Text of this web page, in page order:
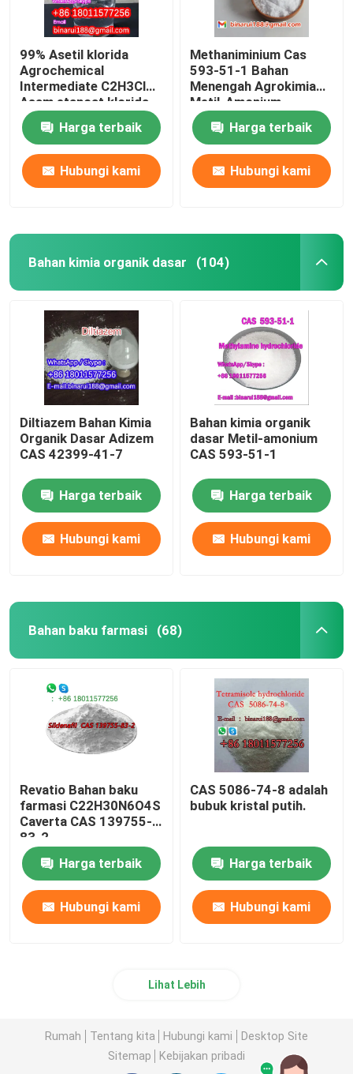
99% Asetil klorida
Agrochemical
Intermediate C2H3ClO
Asam etanoat klorida
Harga terbaik
Hubungi kami
Methaniminium Cas
593-51-1 Bahan
Menengah Agrokimia
Metil-Amonium
Harga terbaik
Hubungi kami
Bahan kimia organik dasar (104)
Diltiazem Bahan Kimia
Organik Dasar Adizem
CAS 42399-41-7
Harga terbaik
Hubungi kami
Bahan kimia organik
dasar Metil-amonium
CAS 593-51-1
Harga terbaik
Hubungi kami
Bahan baku farmasi (68)
Revatio Bahan baku
farmasi C22H30N6O4S
Caverta CAS 139755-
83-2
Harga terbaik
Hubungi kami
CAS 5086-74-8 adalah
bubuk kristal putih.
Harga terbaik
Hubungi kami
Lihat Lebih
Rumah Tentang kita Hubungi kami
Desktop Site
Sitemap
Kebijakan pribadi